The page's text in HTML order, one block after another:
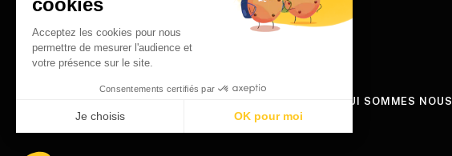
QUI SOMMES NOUS